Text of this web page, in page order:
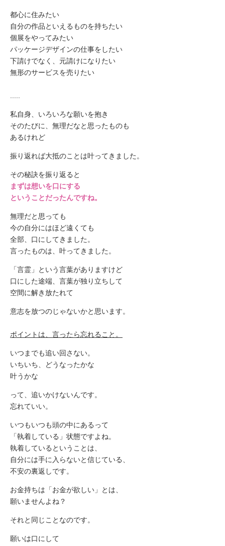
都心に住みたい
自分の作品といえるものを持ちたい
個展をやってみたい
パッケージデザインの仕事をしたい
下請けでなく、元請けになりたい
無形のサービスを売りたい
私自身、いろいろな願いを抱き
そのたびに、無理だなと思ったものも
あるけれど
振り返れば大抵のことは叶ってきました。
その秘訣を振り返ると
まずは想いを口にする
ということだったんですね。
無理だと思っても
今の自分にはほど遠くても
全部、口にしてきました。
言ったものは、叶ってきました。
「言霊」という言葉がありますけど
口にした途端、言葉が独り立ちして
空間に解き放たれて
意志を放つのじゃないかと思います。
ポイントは、言ったら忘れること。
いつまでも追い回さない。
いちいち、どうなったかな
叶うかな
って、追いかけないんです。
忘れていい。
いつもいつも頭の中にあるって
「執着している」状態ですよね。
執着しているということは、
自分には手に入らないと信じている、
不安の裏返しです。
お金持ちは「お金が欲しい」とは、
願いませんよね？
それと同じことなのです。
願いは口にして